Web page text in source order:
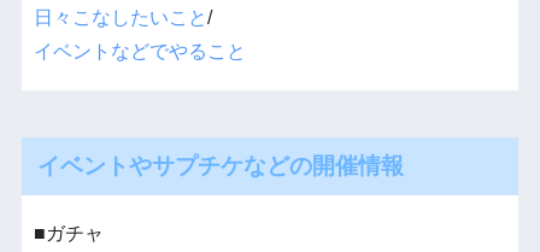
日々こなしたいこと/
イベントなどでやること
イベントやサプチケなどの開催情報
■ガチャ